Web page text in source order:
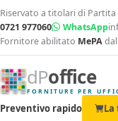
Riservato a titolari di
0721 977060
WhatsApp
Fornitore abilitato MePA
dPoffice
FORNITURE PER
Preventivo rapido La